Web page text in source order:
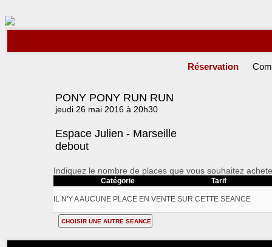
Réservation
PONY PONY RUN RUN
jeudi 26 mai 2016 à 20h30
Espace Julien - Marseille
debout
Indiquez le nombre de places que vous souhaitez
Catégorie Tarif
IL N'Y A AUCUNE PLACE EN VENTE SUR CETTE SEANCE